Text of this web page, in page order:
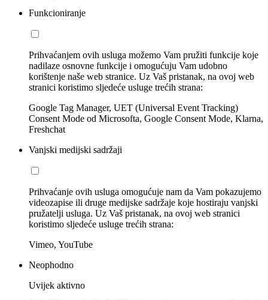
Funkcioniranje
Prihvaćanjem ovih usluga možemo Vam pružiti funkcije koje
nadilaze osnovne funkcije i omogućuju Vam udobno
korištenje naše web stranice. Uz Vaš pristanak, na ovoj web
stranici koristimo sljedeće usluge trećih strana:
Google Tag Manager, UET (Universal Event Tracking)
Consent Mode od Microsofta, Google Consent Mode, Klarna,
Freshchat
Vanjski medijski sadržaji
Prihvaćanje ovih usluga omogućuje nam da Vam pokazujemo
videozapise ili druge medijske sadržaje koje hostiraju vanjski
pružatelji usluga. Uz Vaš pristanak, na ovoj web stranici
koristimo sljedeće usluge trećih strana:
Vimeo, YouTube
Neophodno
Uvijek aktivno